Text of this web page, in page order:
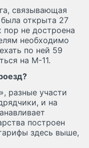
связывающая
открыта 27
пор не достроена
необходимо
по ней 59
на М-11.
разные участи
и на
построен
здесь выше,